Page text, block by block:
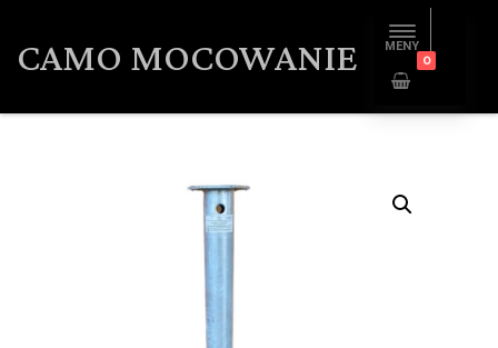
CAMO MOCOWANIE
MENY
0